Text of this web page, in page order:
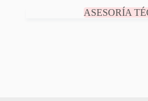
ASESORÍA